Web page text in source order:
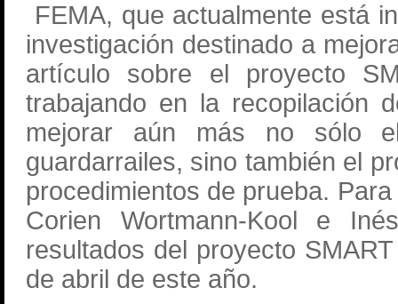
FEMA, que actualmente está
investigación destinado a
artículo sobre el proyecto
trabajando en la recopilación
mejorar aún más no sólo
guardarrailes, sino también el
procedimientos de prueba.
Corien Wortmann-Kool e
resultados del proyecto
de abril de este año.